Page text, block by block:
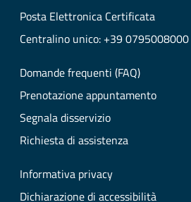
Posta Elettronica Certificata
Centralino unico: +39 0795008000
Domande frequenti (FAQ)
Prenotazione appuntamento
Segnala disservizio
Richiesta di assistenza
Informativa privacy
Dichiarazione di accessibilità